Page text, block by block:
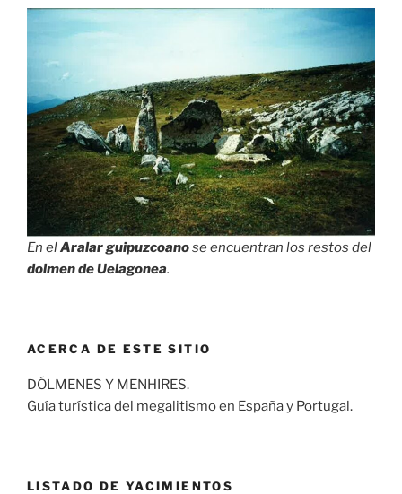
En elAralar guipuzcoanose encuentran los restos del
dolmen de Uelagonea.
ACERCA DE ESTE SITIO
DÓLMENES Y MENHIRES.
Guía turística del megalitismo en España y Portugal.
LISTADO DE YACIMIENTOS